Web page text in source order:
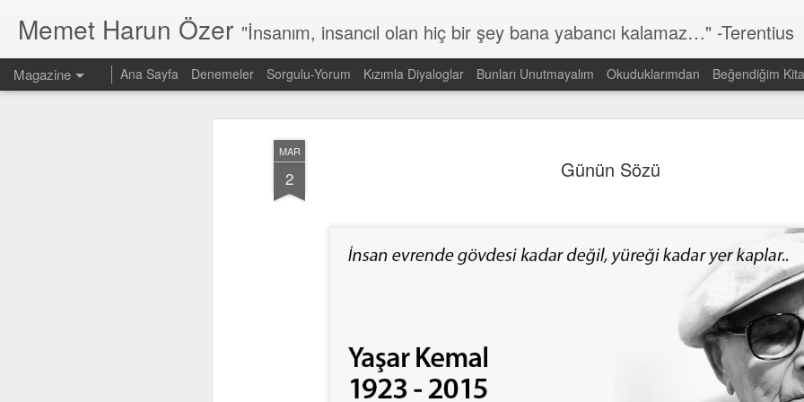
MAR
2 Günün Sözü
Memet Harun Özer "İnsanım, insancıl olan hiç bir şey bana yabancı kalamaz…" -Terentius
Magazine Ana Sayfa Denemeler Sorgulu-Yorum Kızımla Diyaloglar Bunları Unutmayalım Okuduklarımdan Beğendiğim
Dünyada görmek istediğin DEĞİŞİMİN kendisi ol!